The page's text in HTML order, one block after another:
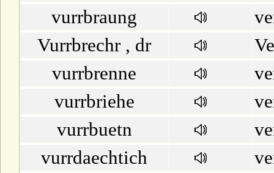
vurrbraung
Vurrbrechr , dr
vurrbrenne
vurrbriehe
vurrbuetn
vurrdaechtich